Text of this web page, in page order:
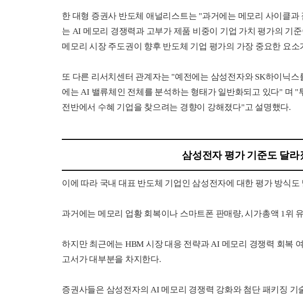
한 대형 증권사 반도체 애널리스트는 "과거에는 메모리 사이클과
는 AI 메모리 경쟁력과 고부가 제품 비중이 기업 가치 평가의 기
메모리 시장 주도권이 향후 반도체 기업 평가의 가장 중요한 요소
또 다른 리서치센터 관계자는 "예전에는 삼성전자와 SK하이닉
에는 AI 밸류체인 전체를 분석하는 형태가 일반화되고 있다" 며 "
전반에서 수혜 기업을 찾으려는 경향이 강해졌다"고 설명했다.
삼성전자 평가 기준도 달라
이에 따라 국내 대표 반도체 기업인 삼성전자에 대한 평가 방식도
과거에는 메모리 업황 회복이나 스마트폰 판매량, 시가총액 1위
하지만 최근에는 HBM 시장 대응 전략과 AI 메모리 경쟁력 회복
고서가 대부분을 차지한다.
증권사들은 삼성전자의 AI 메모리 경쟁력 강화와 첨단 패키징 기